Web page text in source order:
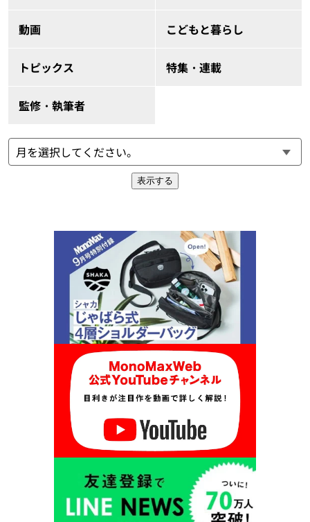
動画 こどもと暮らし
トピックス 特集・連載
監修・執筆者
表示する